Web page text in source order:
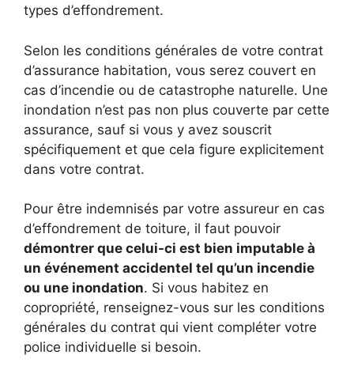
types d’effondrement.
Selon les conditions générales de votre contrat
d’assurance habitation, vous serez couvert en
cas d’incendie ou de catastrophe naturelle. Une
inondation n’est pas non plus couverte par cette
assurance, sauf si vous y avez souscrit
spécifiquement et que cela figure explicitement
dans votre contrat.
Pour être indemnisés par votre assureur en cas
d’effondrement de toiture, il faut pouvoir
démontrer que celui-ci est bien imputable à
un événement accidentel tel qu’un incendie
ou une inondation. Si vous habitez en
copropriété, renseignez-vous sur les conditions
générales du contrat qui vient compléter votre
police individuelle si besoin.